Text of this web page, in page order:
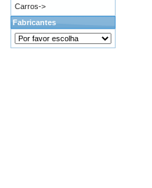
Carros->
Fabricantes